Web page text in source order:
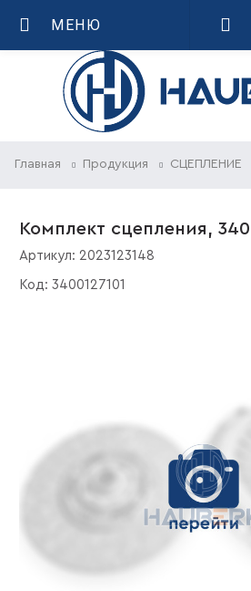
МЕНЮ
Главная Продукция СЦЕПЛЕНИЕ
Комплект сцепления,
Артикул: 2023123148
Код: 3400127101